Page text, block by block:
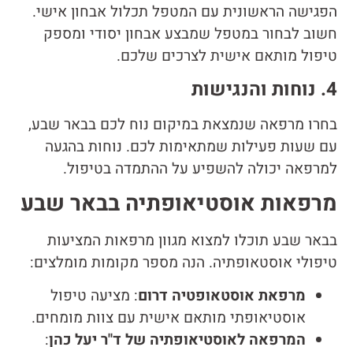
הפגישה הראשונית עם המטפל תכלול אבחון אישי.
חשוב לבחור במטפל שמבצע אבחון יסודי ומספק
טיפול מותאם אישית לצרכים שלכם.
4. נוחות והנגישות
בחרו מרפאה שנמצאת במיקום נוח לכם בבאר שבע,
עם שעות פעילות שמתאימות לכם. נוחות בהגעה
למרפאה יכולה להשפיע על ההתמדה בטיפול.
מרפאות אוסטיאופתיה בבאר שבע
בבאר שבע תוכלו למצוא מגוון מרפאות המציעות
טיפולי אוסטאופתיה. הנה מספר מקומות מומלצים:
מרפאת אוסטאופטיה דרום: מציעה טיפול
אוסטיאופתי מותאם אישית עם צוות מומחים.
המרפאה לאוסטיאופתיה של ד"ר יעל כהן: